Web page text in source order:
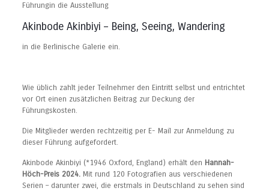
Führungin die Ausstellung
Akinbode Akinbiyi – Being, Seeing, Wandering
in die Berlinische Galerie ein.
Wie üblich zahlt jeder Teilnehmer den Eintritt selbst und entrichtet
vor Ort einen zusätzlichen Beitrag zur Deckung der
Führungskosten.
Die Mitglieder werden rechtzeitig per E- Mail zur Anmeldung zu
dieser Führung aufgefordert.
Akinbode Akinbiyi (*1946 Oxford, England) erhält den Hannah-
Höch-Preis 2024.Mit rund 120 Fotografien aus verschiedenen
Serien – darunter zwei, die erstmals in Deutschland zu sehen sind